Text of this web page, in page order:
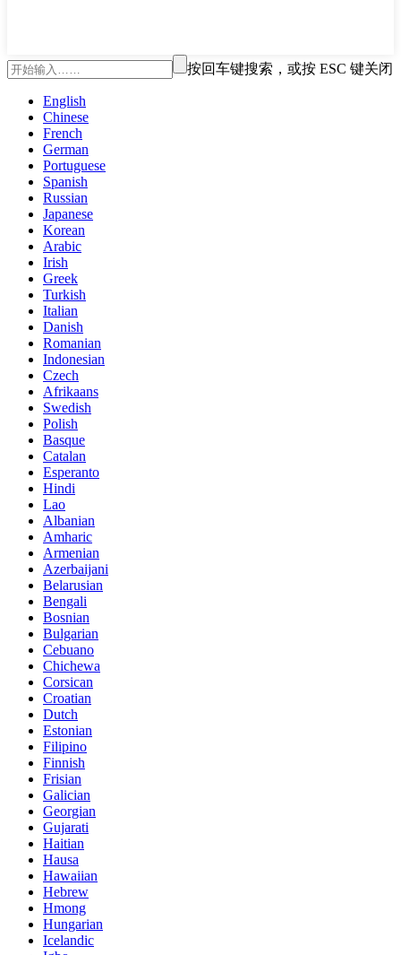
按回车键搜索，或按 ESC 键关闭
English
Chinese
French
German
Portuguese
Spanish
Russian
Japanese
Korean
Arabic
Irish
Greek
Turkish
Italian
Danish
Romanian
Indonesian
Czech
Afrikaans
Swedish
Polish
Basque
Catalan
Esperanto
Hindi
Lao
Albanian
Amharic
Armenian
Azerbaijani
Belarusian
Bengali
Bosnian
Bulgarian
Cebuano
Chichewa
Corsican
Croatian
Dutch
Estonian
Filipino
Finnish
Frisian
Galician
Georgian
Gujarati
Haitian
Hausa
Hawaiian
Hebrew
Hmong
Hungarian
Icelandic